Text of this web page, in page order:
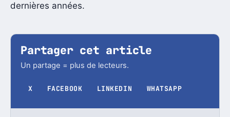
dernières années.
Partager cet article
Un partage = plus de lecteurs.
X FACEBOOK LINKEDIN WHATSAPP